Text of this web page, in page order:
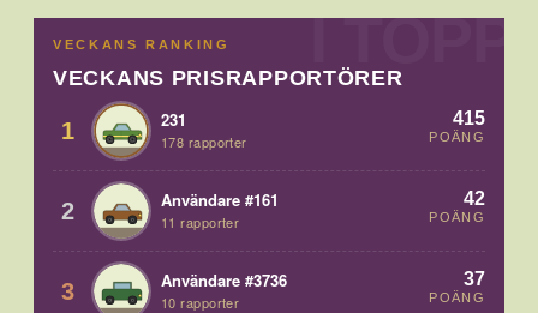
VECKANS RANKING
VECKANS PRISRAPPORTÖRER
1 231
178 rapporter
415
POÄNG
2 Användare #161
11 rapporter
42
POÄNG
3 Användare #3736
10 rapporter
37
POÄNG